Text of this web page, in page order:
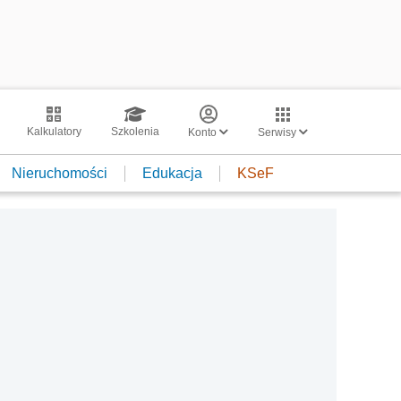
Kalkulatory Szkolenia Konto Serwisy
Nieruchomości Edukacja KSeF